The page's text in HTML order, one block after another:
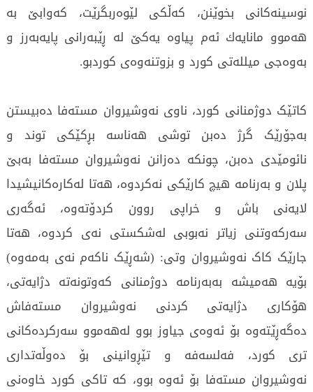
نوسینەكانی بخوێنن، كەڵكی لێوەربگرێت، كەوابێ بە
هەموو مانایەك ئەم پیاوە یەكێ لە ڕێبەرانی پایەبەرز و
بەوەجی میللەتی كورد و بزوتنەوەی كوردبو.
کاتێک دوژمنانی کورد، ناوی نەوشیروان مستەفا دەبیستن
بەجۆرێک گرژ دەبن توشی هەناسە بڕکێکی توند و
نائومێدی دەبن، چونکە دەزانن نەوشیروان مستەفا بەبێ
پلان و بەرنامە هیچ کارێکی نەکردوە، هەتا لەکارەکانیشیدا
لایەنی باش و خراپی روون کردۆتەوە، ئەگەری
سەرکەوتنی زیاتر نەبوبی لەشکستی نەی کردوە، هەتا
جارێک کاک نەوشیروان وتی: (شەڕێک ناکەم نەی بەمەوە)
بۆیە هەمیشە بەبەرنامە دوژمنانی کەوتونەتە دژایەتی،
هۆکاری دژایەتی کردنی نەوشیروان مستەفاش
دەگەڕێتەوە بۆ ئەوەی جیاوز بوو لەهەموو سەرکردەکانی
تری کورد، فەلسەفە و تێڕوانینی بۆ دەوڵەتداری
نەوشیروان مستەفا بۆ ئەوە بوو، کە تاکی کورد خاوەنی